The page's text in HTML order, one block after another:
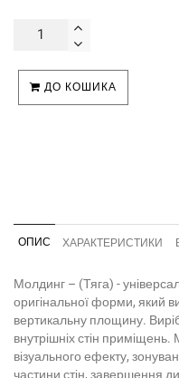
ДО КОШИКА
ОПИС ХАРАКТЕРИСТИКИ
Молдинг – (Тяга) -
оригінальної форми, який
вертикальну площину.
внутрішніх стін
візуального ефекту,
частини стін, завершення